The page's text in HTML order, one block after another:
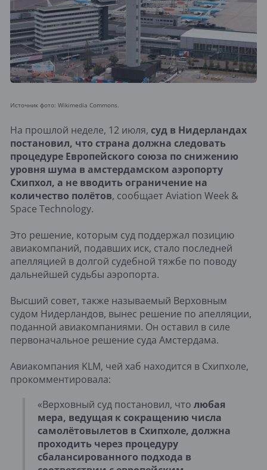
Источник фото: Wikimedia Commons.
На прошлой неделе, 12 июля, суд в Нидерландах
постановил, что страна должна следовать
процедуре Европейского союза по снижению
уровня шума в амстердамском аэропорту
Схипхол, а не вводить ограничение на
количество полётов, сообщает Aviation Week &
Space Technology.
Это решение, которым суд поддержал позицию
авиакомпаний, подавших иск, стало последней
апелляцией в долгой судебной тяжбе по поводу
дальнейшей судьбы аэропорта.
Высший совет, также называемый Верховным
судом Нидерландов, вынес решение по апелляции,
поданной авиакомпаниями. Он оставил в силе
первоначальное решение суда Амстердама.
Авиакомпания KLM, чей хаб находится в Схипхоле,
прокомментировала:
«Верховный суд постановил, что любая
мера, ведущая к сокращению числа
самолётовылетов в Схипхоле, должна
проходить через процедуру
сбалансированного подхода в